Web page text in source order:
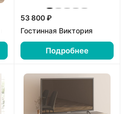
53 800 ₽
Гостинная Виктория
Подробнее